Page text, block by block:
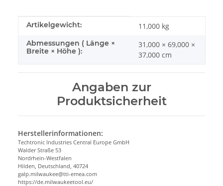
Produkteigenschaft
Wert
Artikelgewicht: 11,000 kg
Abmessungen ( Länge ×
Breite × Höhe ):
31,000 × 69,000 ×
37,000 cm
Angaben zur
Produktsicherheit
Herstellerinformationen:
Techtronic Industries Central Europe GmbH
Walder Straße 53
Nordrhein-Westfalen
Hilden, Deutschland, 40724
galp.milwaukee@tti-emea.com
https://de.milwaukeetool.eu/